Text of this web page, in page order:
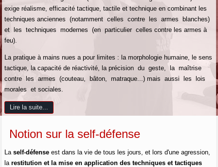
exige réalisme, efficacité tactique, tactile et technique en combinant les
techniques anciennes (notamment celles contre les armes blanches)
et les techniques modernes (en particulier celles contre les armes à
feu).
La pratique à mains nues a pour limites : la morphologie humaine, le sens
tactique, la capacité de réactivité, la précision du geste, la maîtrise
contre les armes (couteau, bâton, matraque...) mais aussi les lois
morales et sociales.
Lire la suite...
Notion sur la self-défense
Laself-défense est dans la vie de tous les jours, et lors d'une agression,
larestitution et la mise en application des techniques et tactiques